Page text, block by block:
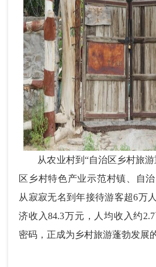
从农业村到“自治区乡村旅游
区乡村特色产业示范村镇、自
从寂寂无名到年接待游客超6万
济收入84.3万元，人均收入约
密码，正成为乡村旅游蓬勃发展